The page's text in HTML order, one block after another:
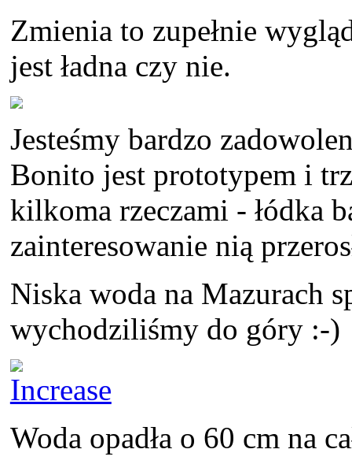
Zmienia to zupełnie
jest ładna czy nie.
Jesteśmy bardzo
Bonito jest prototypem i
kilkoma rzeczami - łódka
zainteresowanie nią
Niska woda na Mazurach
wychodziliśmy do góry :-)
Woda opadła o 60 cm na